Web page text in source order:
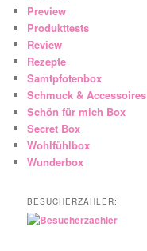
Preview
Produkttests
Review
Rezepte
Samtpfotenbox
Schmuck & Accessoires
Schön für mich Box
Secret Box
Wohlfühlbox
Wunderbox
BESUCHERZÄHLER: